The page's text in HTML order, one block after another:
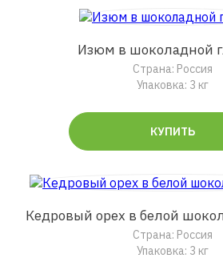
Изюм в шоколадной
Страна: Россия
Упаковка: 3 кг
КУПИТЬ
Кедровый орех в белой
Страна: Россия
Упаковка: 3 кг